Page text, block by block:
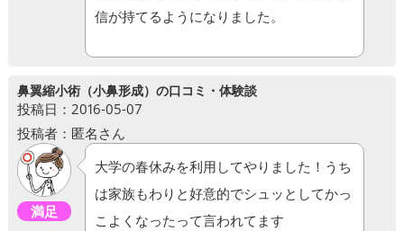
信が持てるようになりました。
鼻翼縮小術（小鼻形成）の口コミ・体験談
投稿日：2016-05-07
投稿者：匿名さん
満足
大学の春休みを利用してやりました！うち
は家族もわりと好意的でシュッとしてかっ
こよくなったって言われてます